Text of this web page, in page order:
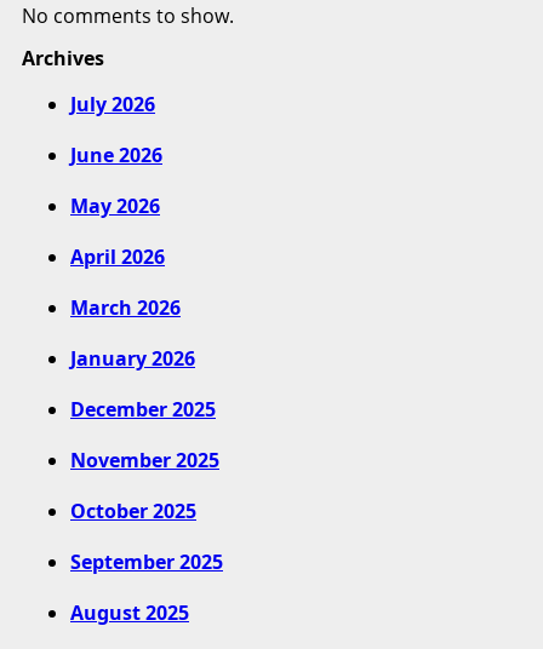
No comments to show.
Archives
July 2026
June 2026
May 2026
April 2026
March 2026
January 2026
December 2025
November 2025
October 2025
September 2025
August 2025